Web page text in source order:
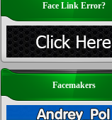
Face Link Error?
Facemakers